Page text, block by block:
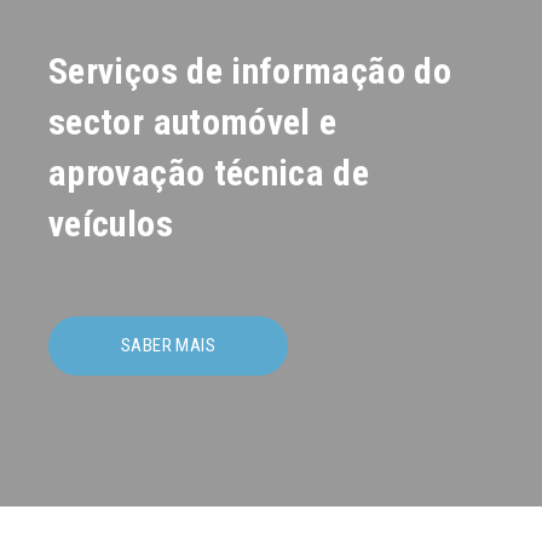
Serviços de informação do
sector automóvel e
aprovação técnica de
veículos
SABER MAIS